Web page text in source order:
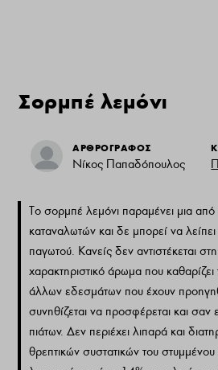
Σορμπέ λεμόνι
ΑΡΘΡΟΓΡΑΦΟΣ
Νίκος Παπαδόπουλος
Το σορμπέ λεμόνι παραμένει μια από
καταναλωτών και δε μπορεί να
παγωτού. Κανείς δεν αντιστέκεται
χαρακτηριστικό άρωμα που
άλλων εδεσμάτων που έχουν
συνηθίζεται να προσφέρεται και
πιάτων. Δεν περιέχει λιπαρά και
θρεπτικών συστατικών του